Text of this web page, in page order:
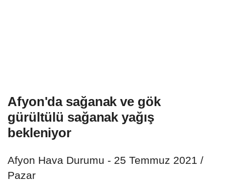
Afyon'da sağanak ve gök
gürültülü sağanak yağış
bekleniyor
Afyon Hava Durumu - 25 Temmuz 2021 /
Pazar